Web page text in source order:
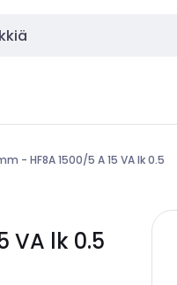
- HF8A 1500/5 A 15 VA lk 0.5
VA lk 0.5